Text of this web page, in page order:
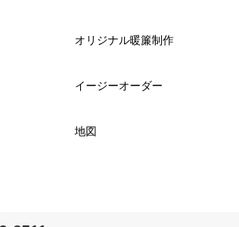
オリジナル暖簾制作
イージーオーダー
地図